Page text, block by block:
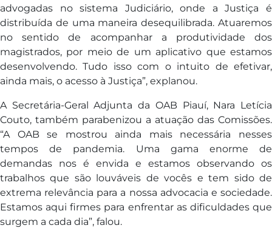
advogadas no sistema Judiciário, onde a Justiça é
distribuída de uma maneira desequilibrada. Atuaremos
no sentido de acompanhar a produtividade dos
magistrados, por meio de um aplicativo que estamos
desenvolvendo. Tudo isso com o intuito de efetivar,
ainda mais, o acesso à Justiça”, explanou.
A Secretária-Geral Adjunta da OAB Piauí, Nara Letícia
Couto, também parabenizou a atuação das Comissões.
“A OAB se mostrou ainda mais necessária nesses
tempos de pandemia. Uma gama enorme de
demandas nos é envida e estamos observando os
trabalhos que são louváveis de vocês e tem sido de
extrema relevância para a nossa advocacia e sociedade.
Estamos aqui firmes para enfrentar as dificuldades que
surgem a cada dia”, falou.